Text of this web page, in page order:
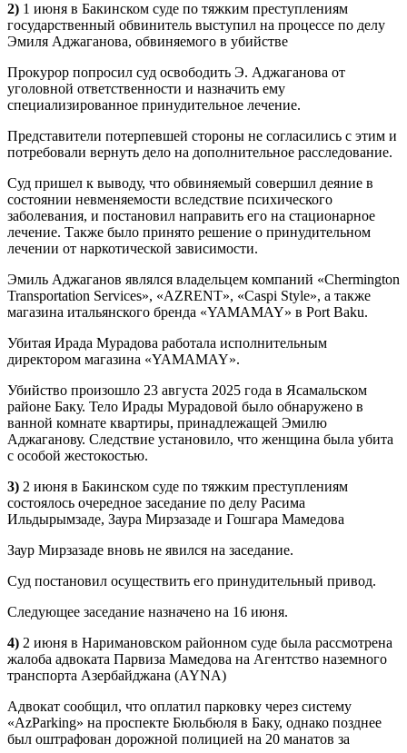
2) 1 июня в Бакинском суде по тяжким преступлениям
государственный обвинитель выступил на процессе по делу
Эмиля Аджаганова, обвиняемого в убийстве
Прокурор попросил суд освободить Э. Аджаганова от
уголовной ответственности и назначить ему
специализированное принудительное лечение.
Представители потерпевшей стороны не согласились с этим и
потребовали вернуть дело на дополнительное расследование.
Суд пришел к выводу, что обвиняемый совершил деяние в
состоянии невменяемости вследствие психического
заболевания, и постановил направить его на стационарное
лечение. Также было принято решение о принудительном
лечении от наркотической зависимости.
Эмиль Аджаганов являлся владельцем компаний «Chermington
Transportation Services», «AZRENT», «Caspi Style», а также
магазина итальянского бренда «YAMAMAY» в Port Baku.
Убитая Ирада Мурадова работала исполнительным
директором магазина «YAMAMAY».
Убийство произошло 23 августа 2025 года в Ясамальском
районе Баку. Тело Ирады Мурадовой было обнаружено в
ванной комнате квартиры, принадлежащей Эмилю
Аджаганову. Следствие установило, что женщина была убита
с особой жестокостью.
3) 2 июня в Бакинском суде по тяжким преступлениям
состоялось очередное заседание по делу Расима
Ильдырымзаде, Заура Мирзазаде и Гошгара Мамедова
Заур Мирзазаде вновь не явился на заседание.
Суд постановил осуществить его принудительный привод.
Следующее заседание назначено на 16 июня.
4) 2 июня в Наримановском районном суде была рассмотрена
жалоба адвоката Парвиза Мамедова на Агентство наземного
транспорта Азербайджана (AYNA)
Адвокат сообщил, что оплатил парковку через систему
«AzParking» на проспекте Бюльбюля в Баку, однако позднее
был оштрафован дорожной полицией на 20 манатов за